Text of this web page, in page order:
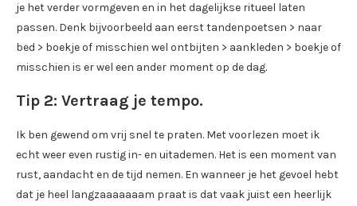
je het verder vormgeven en in het dagelijkse ritueel laten
passen. Denk bijvoorbeeld aan eerst tandenpoetsen > naar
bed > boekje of misschien wel ontbijten > aankleden > boekje of
misschien is er wel een ander moment op de dag.
Tip 2: Vertraag je tempo.
Ik ben gewend om vrij snel te praten. Met voorlezen moet ik
echt weer even rustig in- en uitademen. Het is een moment van
rust, aandacht en de tijd nemen. En wanneer je het gevoel hebt
dat je heel langzaaaaaaam praat is dat vaak juist een heerlijk